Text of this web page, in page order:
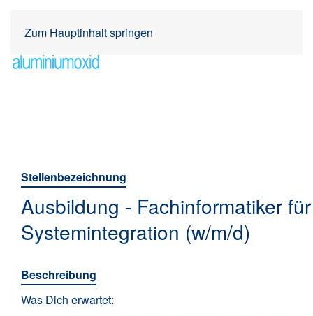
Zum Hauptinhalt springen
Stellenbezeichnung
Ausbildung - Fachinformatiker für
Systemintegration (w/m/d)
Beschreibung
Was Dich erwartet: